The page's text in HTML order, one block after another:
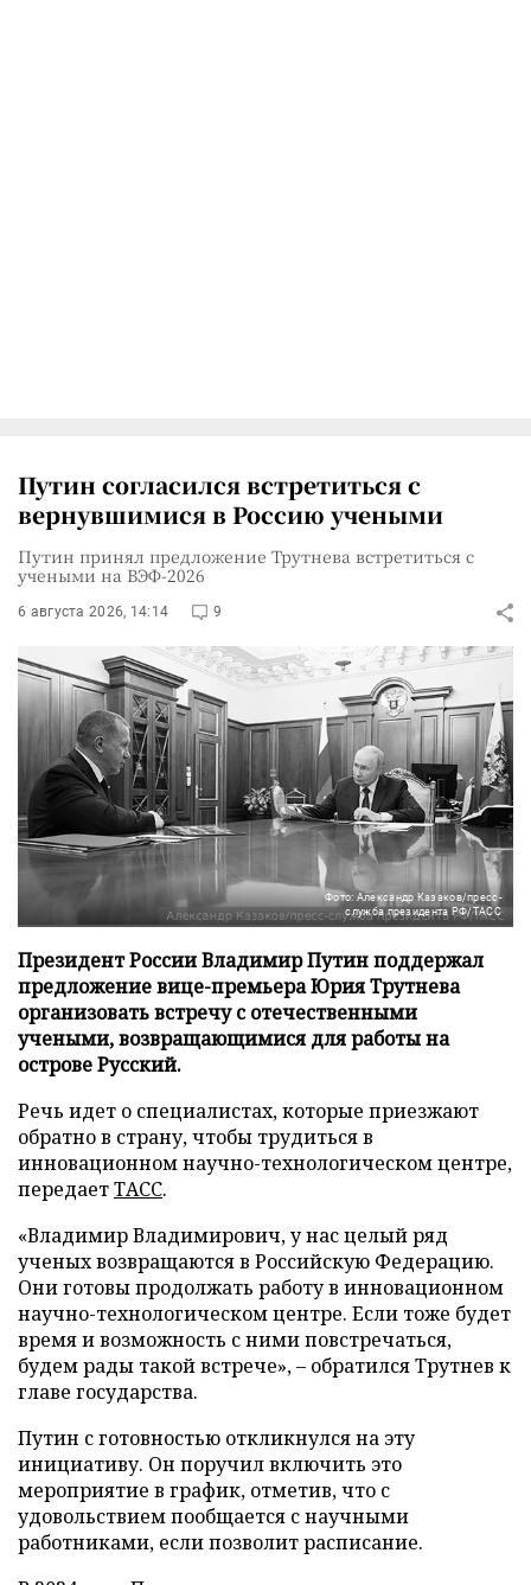
Путин согласился встретиться с
вернувшимися в Россию учеными
Путин принял предложение Трутнева встретиться с
учеными на ВЭФ-2026
6 августа 2026, 14:14 9
Фото: Александр Казаков/пресс-
служба президента РФ/ТАСС
Президент России Владимир Путин поддержал
предложение вице-премьера Юрия Трутнева
организовать встречу с отечественными
учеными, возвращающимися для работы на
острове Русский.
Речь идет о специалистах, которые приезжают
обратно в страну, чтобы трудиться в
инновационном научно-технологическом центре,
передаетТАСС.
«Владимир Владимирович, у нас целый ряд
ученых возвращаются в Российскую Федерацию.
Они готовы продолжать работу в инновационном
научно-технологическом центре. Если тоже будет
время и возможность с ними повстречаться,
будем рады такой встрече», – обратился Трутнев к
главе государства.
Путин с готовностью откликнулся на эту
инициативу. Он поручил включить это
мероприятие в график, отметив, что с
удовольствием пообщается с научными
работниками, если позволит расписание.